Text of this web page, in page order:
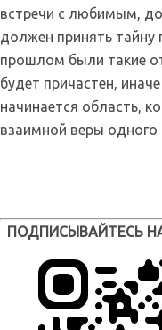
встречи с любимым,
должен принять тайну
прошлом были такие
будет причастен,
начинается область,
взаимной веры одного
ПОДПИСЫВАЙТЕСЬ